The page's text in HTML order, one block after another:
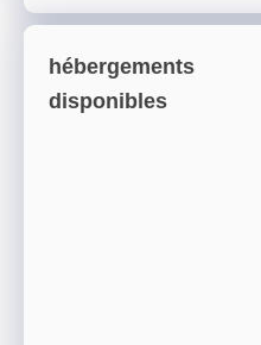
hébergements
disponibles